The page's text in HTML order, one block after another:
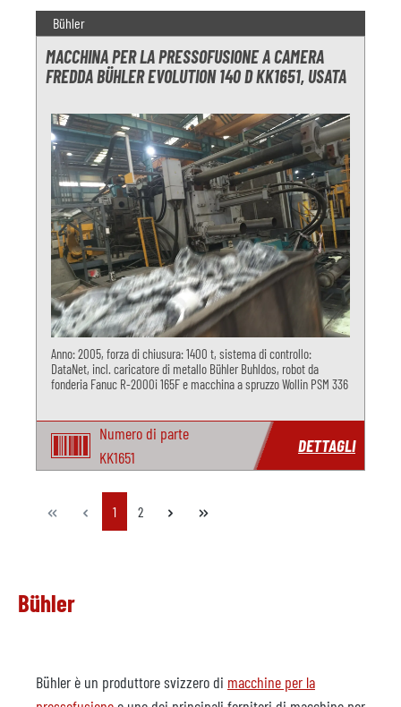
Bühler
MACCHINA PER LA PRESSOFUSIONE A CAMERA
FREDDA BÜHLER EVOLUTION 140 D KK1651, USATA
Anno: 2005, forza di chiusura: 1400 t, sistema di controllo:
DataNet, incl. caricatore di metallo Bühler Buhldos, robot da
fonderia Fanuc R-2000i 165F e macchina a spruzzo Wollin PSM 336
Numero di parte
KK1651
DETTAGLI
Pagina
1 Pagina
2
Bühler
Bühler è un produttore svizzero di macchine per la